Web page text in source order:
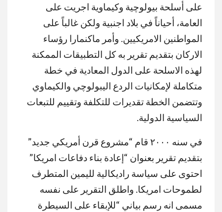
على أسلحة بيولوچية وكيماوية اجريت على
العامة، أحياناً في بلاد اجنبية ولكن غالباً على
المواطنين الامريكيين. وأمر ماكنمارا رؤساء
الاركان بتقديم تقرير به كل التطبيقات الممكنة
لهذه الاسلحة على الدول المعادية في خطة
متكاملة لإمكانيات الردع اليبولوچي والكيماوي
وتتضمن الخطة تقديرات للتكلفة وتقييم للتبعات
السياسية الدولية.
في سنه ٢٠٠٠ قام “مشروع قرن أمريكي جديد”
بتقديم تقرير بعنوان “إعادة بناء دفاعات امريكا”
احتوى على سياسة راديكالية لليمين المتطرف
لطموحات امريكا. واطلق التقرير على نفسه
مسمى انه رسم بياني “للإبقاء على السيطرة